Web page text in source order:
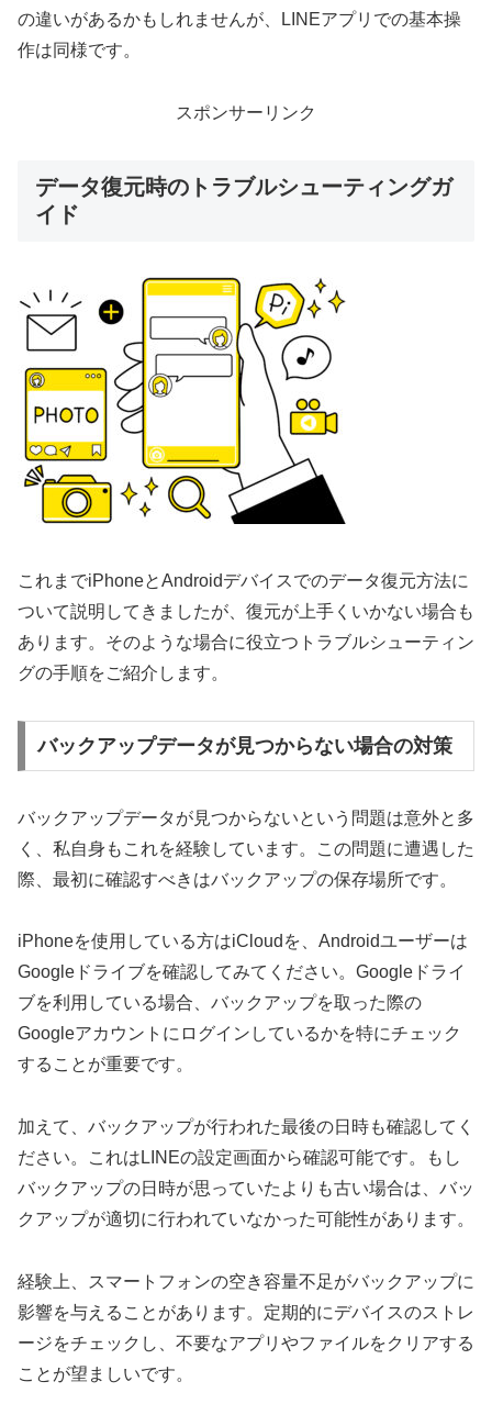
の違いがあるかもしれませんが、LINEアプリでの基本操
作は同様です。
スポンサーリンク
データ復元時のトラブルシューティングガ
イド
これまでiPhoneとAndroidデバイスでのデータ復元方法に
ついて説明してきましたが、復元が上手くいかない場合も
あります。そのような場合に役立つトラブルシューティン
グの手順をご紹介します。
バックアップデータが見つからない場合の対策
バックアップデータが見つからないという問題は意外と多
く、私自身もこれを経験しています。この問題に遭遇した
際、最初に確認すべきはバックアップの保存場所です。
iPhoneを使用している方はiCloudを、Androidユーザーは
Googleドライブを確認してみてください。Googleドライ
ブを利用している場合、バックアップを取った際の
Googleアカウントにログインしているかを特にチェック
することが重要です。
加えて、バックアップが行われた最後の日時も確認してく
ださい。これはLINEの設定画面から確認可能です。もし
バックアップの日時が思っていたよりも古い場合は、バッ
クアップが適切に行われていなかった可能性があります。
経験上、スマートフォンの空き容量不足がバックアップに
影響を与えることがあります。定期的にデバイスのストレ
ージをチェックし、不要なアプリやファイルをクリアする
ことが望ましいです。